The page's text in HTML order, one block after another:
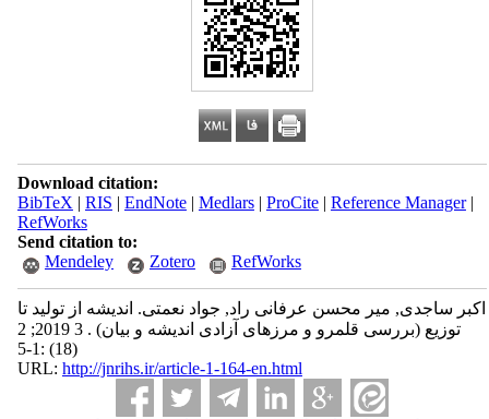
Download citation:
BibTeX | RIS | EndNote| Medlars| ProCite| Reference Manager|
RefWorks
Send citation to:
Mendeley
Zotero RefWorks
اکبر ساجدی, میر محسن عرفانی راد, جواد نعمتی. اندیشه از تولید تا
توزیع (بررسی قلمرو و مرزهای آزادی اندیشه و بیان) . 3 2019; 2
(18) :1-5
URL: http://jnrihs.ir/article-1-164-en.html